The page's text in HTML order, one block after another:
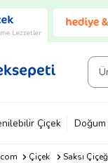
Lezzetler
Çiçek
Çiçek Saksı